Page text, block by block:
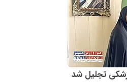
تجلیل شد